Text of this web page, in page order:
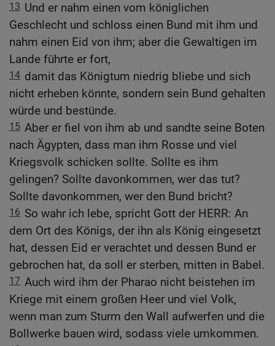
13 Und er nahm einen vom königlichen
Geschlecht und schloss einen Bund mit ihm und
nahm einen Eid von ihm; aber die Gewaltigen im
Lande führte er fort,
14 damit das Königtum niedrig bliebe und sich
nicht erheben könnte, sondern sein Bund gehalten
würde und bestünde.
15 Aber er fiel von ihm ab und sandte seine Boten
nach Ägypten, dass man ihm Rosse und viel
Kriegsvolk schicken sollte. Sollte es ihm
gelingen? Sollte davonkommen, wer das tut?
Sollte davonkommen, wer den Bund bricht?
16 So wahr ich lebe, spricht Gott der HERR: An
dem Ort des Königs, der ihn als König eingesetzt
hat, dessen Eid er verachtet und dessen Bund er
gebrochen hat, da soll er sterben, mitten in Babel.
17 Auch wird ihm der Pharao nicht beistehen im
Kriege mit einem großen Heer und viel Volk,
wenn man zum Sturm den Wall aufwerfen und die
Bollwerke bauen wird, sodass viele umkommen.